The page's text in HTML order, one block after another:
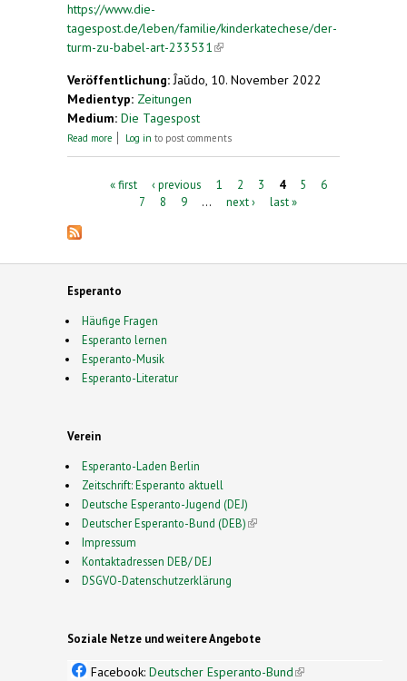
https://www.die-
tagespost.de/leben/familie/kinderkatechese/der-
turm-zu-babel-art-233531(link is external)
Veröffentlichung:Ĵaŭdo, 10. November 2022
Medientyp: Zeitungen
Medium: Die Tagespost
Read more about Der Turm zu Babel
Log in to post comments
Pages« first ‹ previous 1 2 3 4 5
6
7
8 9 … next › last »
Esperanto
Häufige Fragen
Esperanto lernen
Esperanto-Musik
Esperanto-Literatur
Verein
Esperanto-Laden Berlin
Zeitschrift: Esperanto aktuell
Deutsche Esperanto-Jugend (DEJ)
Deutscher Esperanto-Bund (DEB)(link is external)
Impressum
Kontaktadressen DEB/ DEJ
DSGVO-Datenschutzerklärung
Soziale Netze und weitere Angebote
Facebook: Deutscher Esperanto-Bund(link is